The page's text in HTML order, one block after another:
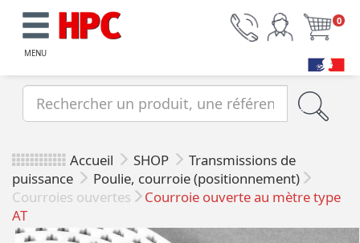
MENU
0
Accueil SHOP
Transmissions de
puissance
Poulie, courroie (positionnement)
Courroies ouvertes
Courroie ouverte au mètre type
AT